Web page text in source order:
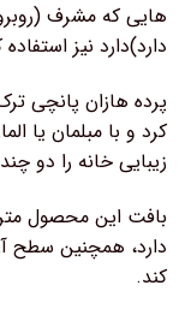
هایی که مشرف
دارد)دارد نیز
پرده هازان پانچی
کرد و با مبلمان یا
زیبایی خانه را دو
بافت این محصول
دارد، همچنین سطح
کند.